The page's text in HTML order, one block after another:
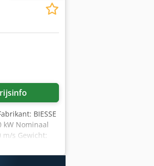
BIESSE
kW Nominaal
m/s Gewicht: